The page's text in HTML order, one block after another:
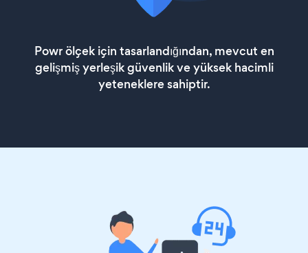
Powr ölçek için tasarlandığından, mevcut en
gelişmiş yerleşik güvenlik ve yüksek hacimli
yeteneklere sahiptir.